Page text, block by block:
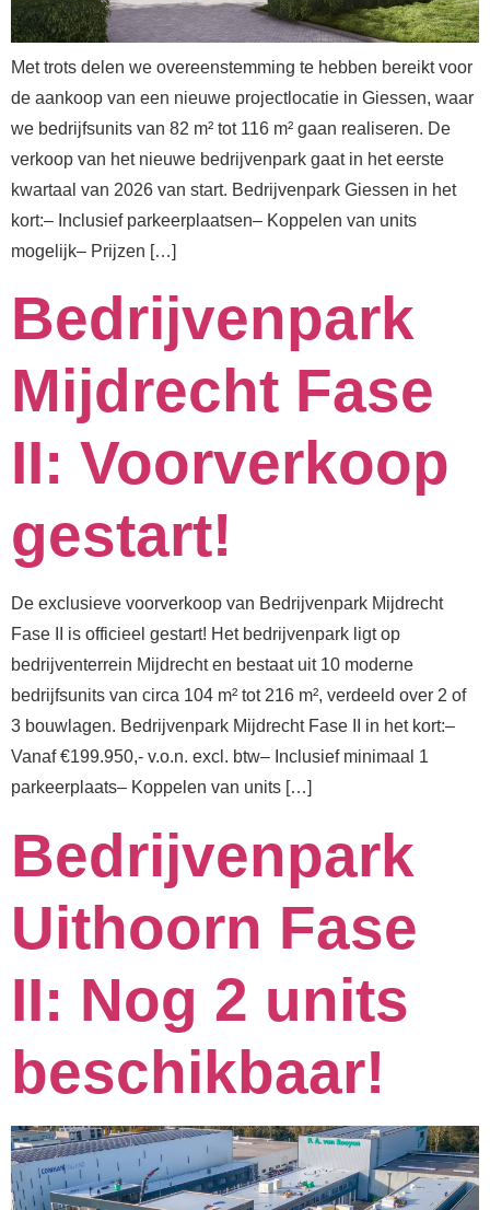
Met trots delen we overeenstemming te hebben bereikt voor
de aankoop van een nieuwe projectlocatie in Giessen, waar
we bedrijfsunits van 82 m² tot 116 m² gaan realiseren. De
verkoop van het nieuwe bedrijvenpark gaat in het eerste
kwartaal van 2026 van start.⁠⁠ Bedrijvenpark Giessen in het
kort:– Inclusief parkeerplaatsen⁠– Koppelen van units
mogelijk⁠– Prijzen […]
Bedrijvenpark
Mijdrecht Fase
II: Voorverkoop
gestart!
De exclusieve voorverkoop van Bedrijvenpark Mijdrecht
Fase II is officieel gestart! Het bedrijvenpark ligt op
bedrijventerrein Mijdrecht en bestaat uit 10 moderne
bedrijfsunits van circa 104 m² tot 216 m², verdeeld over 2 of
3 bouwlagen.⁠⁠ Bedrijvenpark Mijdrecht Fase II in het kort:–
Vanaf €199.950,- v.o.n. excl. btw⁠– Inclusief minimaal 1
parkeerplaats⁠– Koppelen van units […]
Bedrijvenpark
Uithoorn Fase
II: Nog 2 units
beschikbaar!